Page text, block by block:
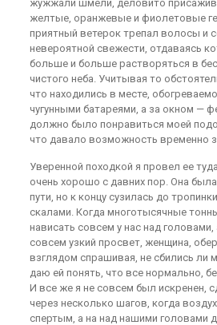
жужжали шмели, деловито
желтые, оранжевые и фиолетовые
приятный ветерок трепал волосы и
невероятной свежести, отдаваясь
больше и больше растворяться в
чистого неба. Учитывая то
что находились в месте,
чугунными батареями, а за окном —
должно было понравиться моей
что давало возможность временно
Уверенной походкой я провел ее
очень хорошо с давних пор. Она
пути, но к концу сузилась до
скалами. Когда многотысячные
нависать совсем у нас над
совсем узкий просвет, женщина,
взглядом спрашивая, не сбились ли
даю ей понять, что все нормально,
И все же я не совсем был искренен,
через несколько шагов, когда
спертым, а на над нашими головами